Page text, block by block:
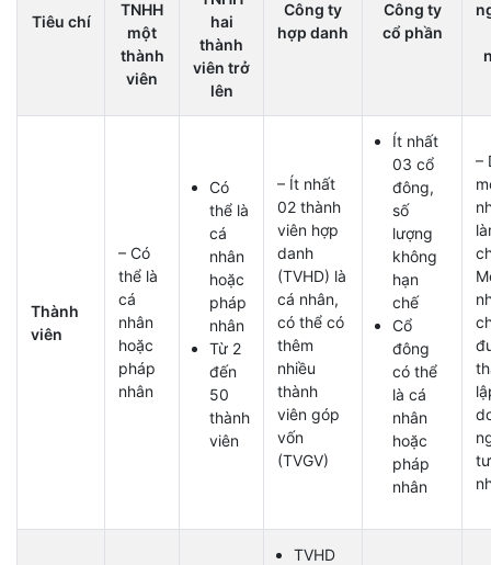
Tiêu chí
TNHH
một
thành
viên
hai
thành
viên trở
lên
Công ty
hợp danh
Công ty
cổ phần
Thành
viên
– Có
thể là
cá
nhân
hoặc
pháp
nhân
Có
thể là
cá
nhân
hoặc
pháp
nhân
Từ 2
đến
50
thành
viên
– Ít nhất
02 thành
viên hợp
danh
(TVHD) là
cá nhân,
có thể có
thêm
nhiều
thành
viên góp
vốn
(TVGV)
Ít nhất
03 cổ
đông,
số
lượng
không
hạn
chế
Cổ
đông
có thể
là cá
nhân
hoặc
pháp
nhân
–
tư
TVHD